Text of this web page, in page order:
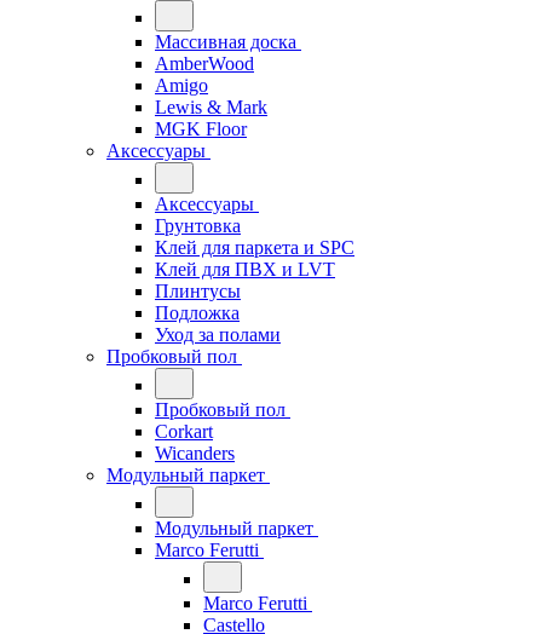
Массивная доска
AmberWood
Amigo
Lewis & Mark
MGK Floor
Аксессуары
Аксессуары
Грунтовка
Клей для паркета и SPC
Клей для ПВХ и LVT
Плинтусы
Подложка
Уход за полами
Пробковый пол
Пробковый пол
Corkart
Wicanders
Модульный паркет
Модульный паркет
Marco Ferutti
Marco Ferutti
Castello